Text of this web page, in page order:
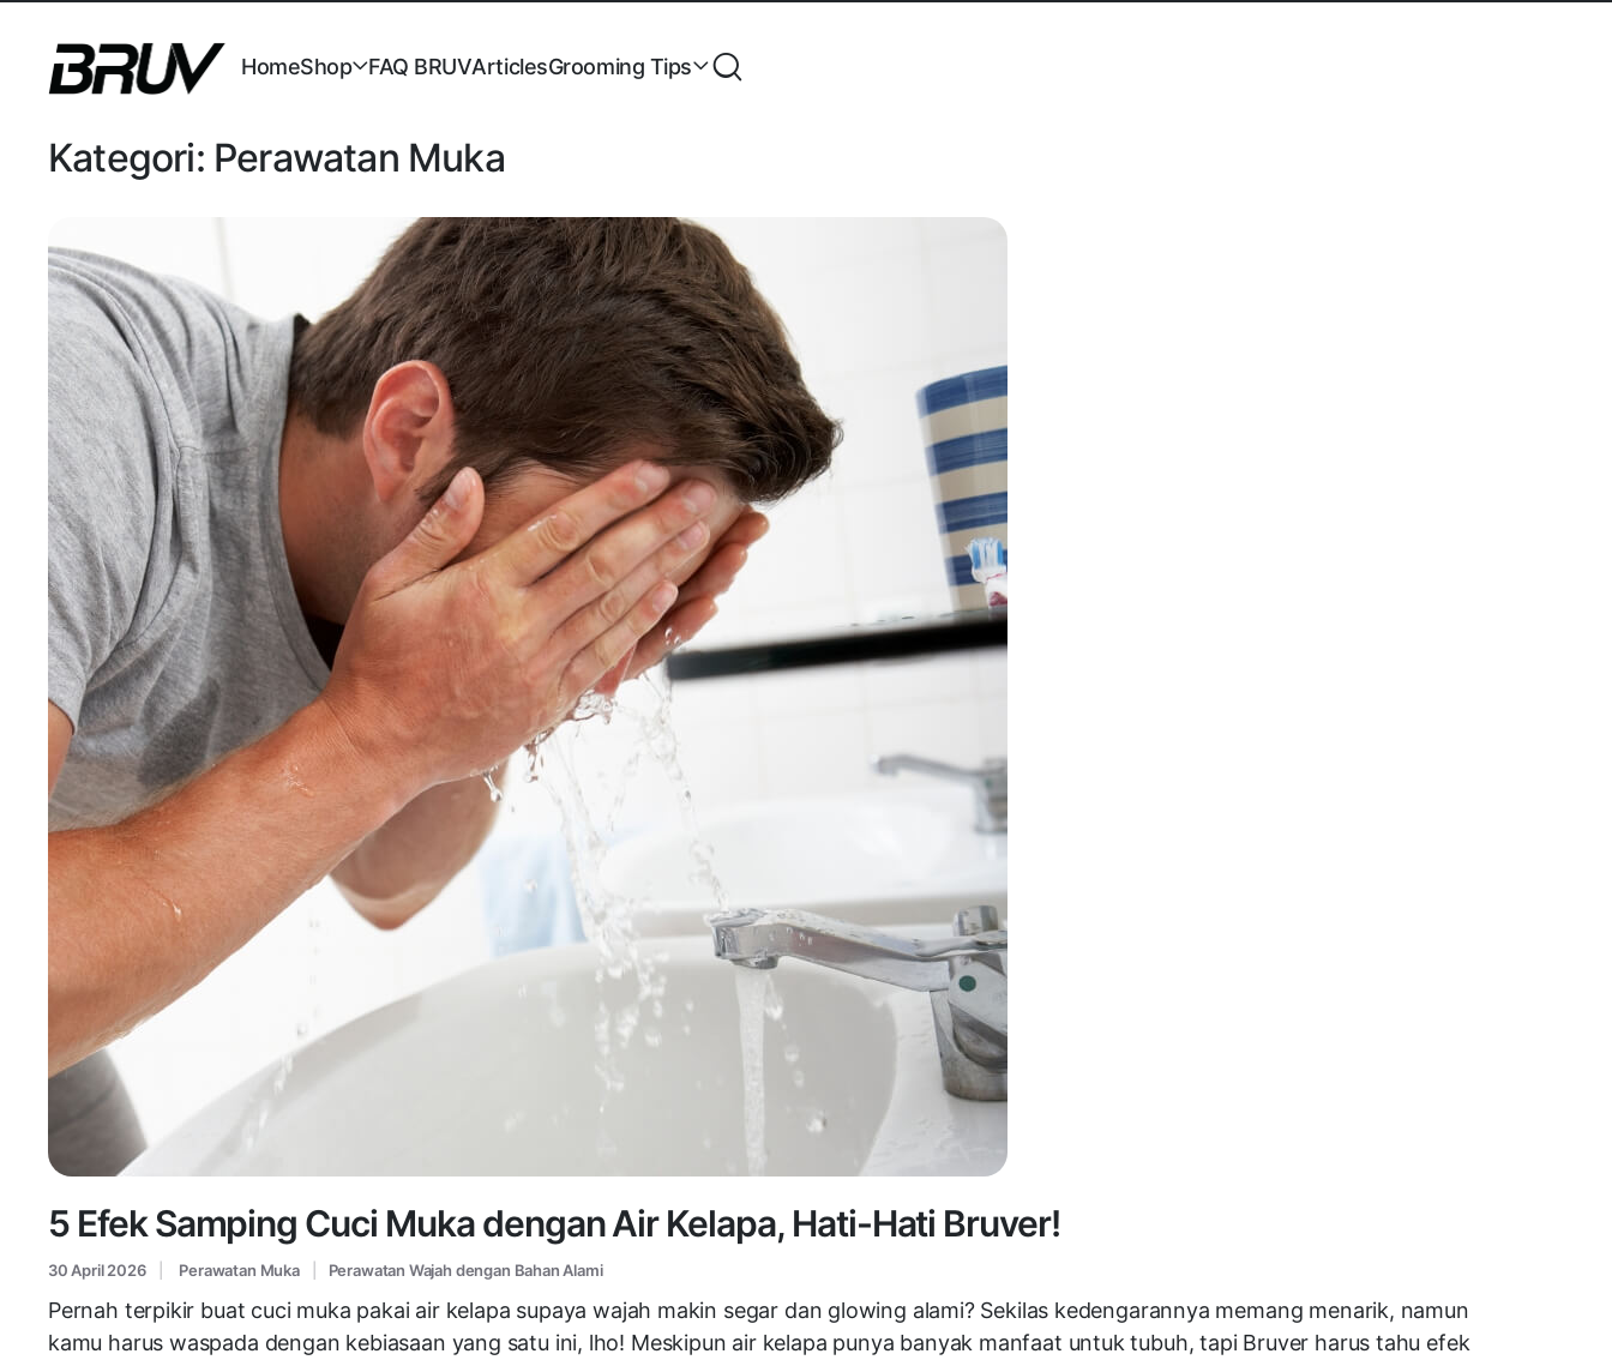
HomeShop FAQ BRUVArticlesGrooming Tips
Kategori: Perawatan Muka
5 Efek Samping Cuci Muka dengan Air Kelapa, Hati-Hati Bruver!
30 April 2026 Perawatan Muka Perawatan Wajah dengan Bahan Alami
Pernah terpikir buat cuci muka pakai air kelapa supaya wajah makin segar dan glowing alami? Sekilas kedengarannya memang menarik, namun
kamu harus waspada dengan kebiasaan yang satu ini, lho! Meskipun air kelapa punya banyak manfaat untuk tubuh, tapi Bruver harus tahu efek